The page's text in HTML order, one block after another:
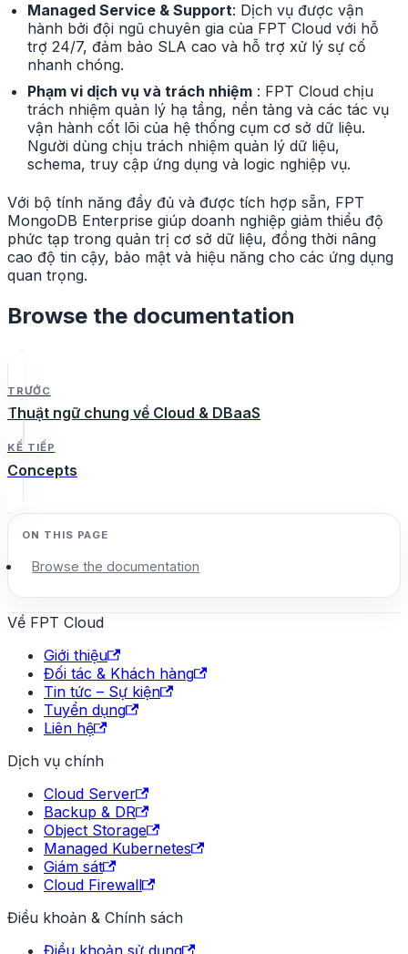
Managed Service & Support: Dịch vụ được vận
hành bởi đội ngũ chuyên gia của FPT Cloud với hỗ
trợ 24/7, đảm bảo SLA cao và hỗ trợ xử lý sự cố
nhanh chóng.
Phạm vi dịch vụ và trách nhiệm: FPT Cloud chịu
trách nhiệm quản lý hạ tầng, nền tảng và các tác vụ
vận hành cốt lõi của hệ thống cụm cơ sở dữ liệu.
Người dùng chịu trách nhiệm quản lý dữ liệu,
schema, truy cập ứng dụng và logic nghiệp vụ.
Với bộ tính năng đầy đủ và được tích hợp sẵn, FPT
MongoDB Enterprise giúp doanh nghiệp giảm thiểu độ
phức tạp trong quản trị cơ sở dữ liệu, đồng thời nâng
cao độ tin cậy, bảo mật và hiệu năng cho các ứng dụng
quan trọng.
Browse the documentation
TRƯỚC
Thuật ngữ chung về Cloud & DBaaS
KẾ TIẾP
Concepts
Browse the documentation
Về FPT Cloud
Giới thiệu
Đối tác & Khách hàng
Tin tức – Sự kiện
Tuyển dụng
Liên hệ
Dịch vụ chính
Cloud Server
Backup & DR
Object Storage
Managed Kubernetes
Giám sát
Cloud Firewall
Điều khoản & Chính sách